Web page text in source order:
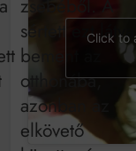
Mindenki a világot
as években
Bitumenes
működik, ha jól van
zsebéből. A
sértett ezt látva
bement az
otthonába,
azonban az
elkövető
Click to